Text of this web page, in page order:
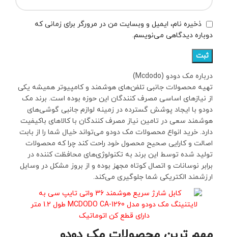
ذخیره نام، ایمیل و وبسایت من در مرورگر برای زمانی که
دوباره دیدگاهی می‌نویسم.
درباره مک دودو (Mcdodo)
تهیه محصولات جانبی تلفن‌های هوشمند و کامپیوتر همیشه یکی
از نیازهای اساسی مصرف کنندگان این حوزه بوده است. برند مک
دودو با ایجاد پوشش گسترده در زمینه لوازم جانبی گوشی‌های
هوشمند سعی در تامین نیاز مصرف کنندگان با کالاهای باکیفیت
دارد. خرید انواع محصولات مک دودو می‌تواند خیال شما را از بابت
اصالت و کارایی صحیح محصول خود راحت کند چرا که محصولات
تولید شده توسط این برند به تکنولوژی‌های محافظت کننده در
برابر نوسانات و اتصال کوتاه مجهز بوده و از بروز مشکل در وسایل
ارزشمند الکتریکی شما جلوگیری می‌کند.